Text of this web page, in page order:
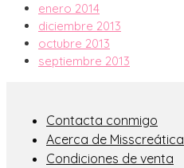
enero 2014
diciembre 2013
octubre 2013
septiembre 2013
Contacta conmigo
Acerca de Misscreática
Condiciones de venta